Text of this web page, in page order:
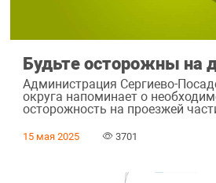
Будьте осторожны на
Администрация Сергиево-
округа напоминает о
осторожность на проезжей
15 мая 2025 3701